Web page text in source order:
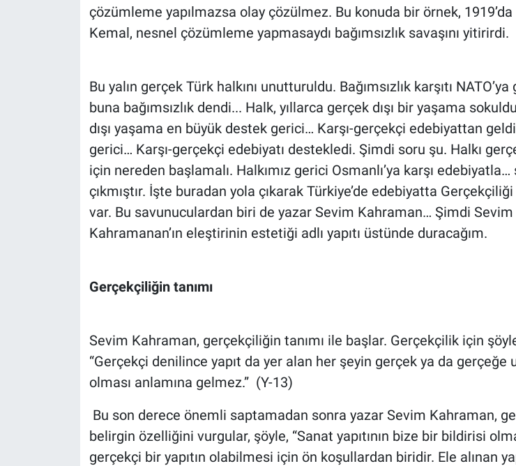
çözümleme yapılmazsa olay çözülmez. Bu konuda bir örnek,
Kemal, nesnel çözümleme yapmasaydı bağımsızlık savaşını yitirirdi.
Bu yalın gerçek Türk halkını unutturuldu. Bağımsızlık karşıtı
buna bağımsızlık dendi... Halk, yıllarca gerçek dışı bir yaşama
dışı yaşama en büyük destek gerici… Karşı-gerçekçi edebiyattan
gerici… Karşı-gerçekçi edebiyatı destekledi. Şimdi soru şu. Halkı
için nereden başlamalı. Halkımız gerici Osmanlı’ya karşı edebiyatla…
çıkmıştır. İşte buradan yola çıkarak Türkiye’de edebiyatta
var. Bu savunuculardan biri de yazar Sevim Kahraman… Şimdi Sevim
Kahramanan’ın eleştirinin estetiği adlı yapıtı üstünde duracağım.
Gerçekçiliğin tanımı
Sevim Kahraman, gerçekçiliğin tanımı ile başlar. Gerçekçilik için
“Gerçekçi denilince yapıt da yer alan her şeyin gerçek ya da gerçeğe
olması anlamına gelmez.” (Y-13)
Bu son derece önemli saptamadan sonra yazar Sevim Kahraman,
belirgin özelliğini vurgular, şöyle, “Sanat yapıtının bize bir bildirisi
gerçekçi bir yapıtın olabilmesi için ön koşullardan biridir. Ele alınan
Koronavirüs
Ne demişti
Programlar
Türkiye'nin Gündemi
Yerel Gündem
Yerel Yaşam